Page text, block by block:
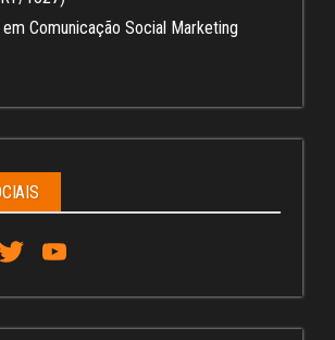
em Comunicação Social Marketing
T
wi
tt
u
Tu